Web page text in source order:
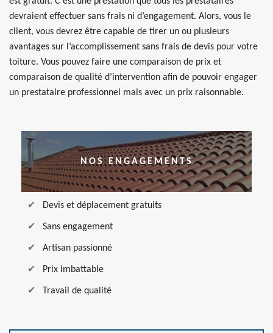
devraient effectuer sans frais ni d’engagement. Alors, vous le
client, vous devrez être capable de tirer un ou plusieurs
avantages sur l’accomplissement sans frais de devis pour votre
toiture. Vous pouvez faire une comparaison de prix et
comparaison de qualité d’intervention afin de pouvoir engager
un prestataire professionnel mais avec un prix raisonnable.
NOS ENGAGEMENTS
Devis et déplacement gratuits
Sans engagement
Artisan passionné
Prix imbattable
Travail de qualité